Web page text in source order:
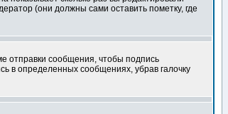
(они должны сами оставить пометку, где
отправки сообщения, чтобы подпись
в определенных сообщениях, убрав галочку